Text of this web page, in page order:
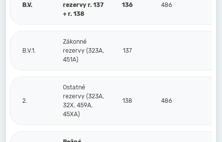
B.V.
rezervy r. 137
+ r. 138
136 486
B.V.1.
Zákonné
rezervy (323A,
451A)
137
2.
Ostatné
rezervy (323A,
32X, 459A,
45XA)
138 486